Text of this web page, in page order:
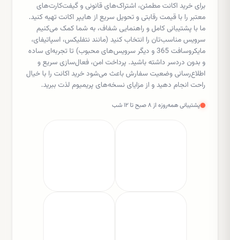
برای خرید اکانت مطمئن، اشتراک‌های قانونی و گیفت‌کارت‌های
معتبر را با قیمت رقابتی و تحویل سریع از هایپر اکانت تهیه کنید.
ما با پشتیبانی کامل و راهنمایی شفاف، به شما کمک می‌کنیم
سرویس مناسب‌تان را انتخاب کنید (مانند نتفلیکس، اسپاتیفای،
مایکروسافت 365 و دیگر سرویس‌های محبوب) تا تجربه‌ای ساده
و بدون دردسر داشته باشید. پرداخت امن، فعال‌سازی سریع و
اطلاع‌رسانی وضعیت سفارش باعث می‌شود خرید اکانت را با خیال
راحت انجام دهید و از مزایای نسخه‌های پریمیوم لذت ببرید.
پشتیبانی همه‌روزه از ۸ صبح تا ۱۲ شب